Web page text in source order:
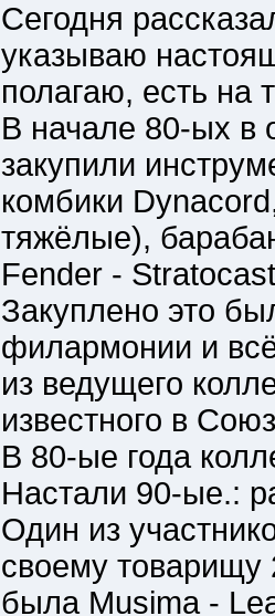
Сегодня
указываю
полагаю, есть на
В начале 80-ых в
закупили
комбики
тяжёлые),
Fender -
Закуплено это
филармонии и
из ведущего
известного в
В 80-ые года
Настали 90-ые.:
Один из
своему товарищу
была Musima -